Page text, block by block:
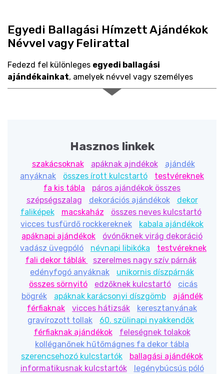
Egyedi Ballagási Hímzett Ajándékok
Névvel vagy Felirattal
Fedezd fel különleges egyedi ballagási
ajándékainkat, amelyek névvel vagy személyes
felirattal hímzéssel rendelhetők! Legyen szó
🎁 Tökéletes ajándék ballagás alkalomára:
Hímzett törölközők– praktikus és elegáns
választás
Plüss párnák névvel– pihe-puha, ölelni való
meglepetés
Takarók személyre szabva – meghitt, egyedi
ajándék kicsiknek és nagyoknak
🧵 Miért válassz hímzett ajándékot?
Mert minden darabegyedileg készül
el, saját
választás szerint! Megadhatod a nevet, dátumot vagy
egy kedves üzenetet, így valóban személyessé és
emlékezetessé válik az ajándék.
🎨 Széles színválaszték:
Válaszd ki aszámodra tökéletes színttöbbféle
törölköző-, párna- vagy takaró szín közül, valamint
számos hímzőcérna árnyalatból, hogy harmonikus és
stílusos legyen a végeredmény.
Hasznos linkek
szakácsoknak apáknak ajndékok
ajándék
anyáknak
összes írott kulcstartó
testvéreknek
fa kis tábla
páros ajándékok összes
szépségszalag
dekorációs ajándékok
dekor
faliképek
macskaház
összes neves kulcstartó
vicces tusfürdő rockkereknek
kabala ajándékok
apáknapi ajándékok
óvónőknek virág dekoráció
vadász üvegpóló
névnapi libikóka
testvéreknek
fali dekor táblák
szerelmes nagy szív párnák
edényfogó anyáknak
unikornis díszpárnák
összes sörnyitó
edzőknek kulcstartó
cicás
bögrék
apáknak karácsonyi díszgömb
ajándék
férfiaknak
vicces hátizsák
keresztanyának
gravírozott tollak
60. szülinapi nyakkendők
férfiaknak ajándékok
feleségnek tolakok
kolléganőnek hűtőmágnes fa dekor tábla
szerencsehozó kulcstartók
ballagási ajándékok
informatikusnak kulcstartók
legénybúcsús póló